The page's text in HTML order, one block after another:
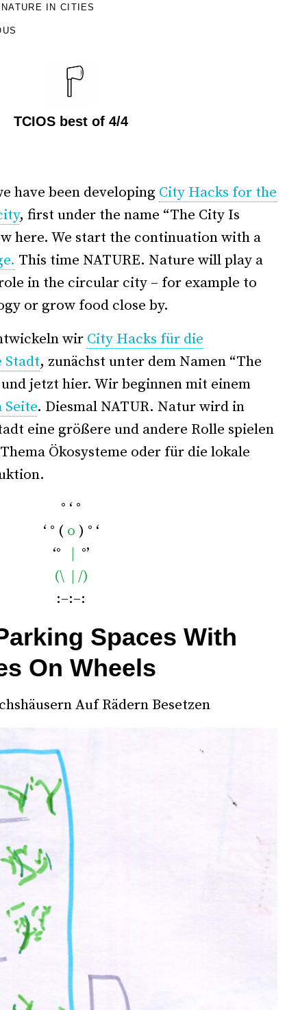
IN CITIES
TCIOS best of 4/4
have been developing City Hacks for the
, first under the name “The City Is
here. We start the continuation with a
This time NATURE. Nature will play a
in the circular city – for example to
or grow food close by.
wir City Hacks für die
Stadt, zunächst unter dem Namen “The
und jetzt hier. Wir beginnen mit einem
Seite. Diesmal NATUR. Natur wird in
eine größere und andere Rolle spielen
Ökosysteme oder für die lokale
° ‘ °
‘ ° ( o ) ° ‘
‘°
°’
(\ | /)
:–:–:
Spaces With
On Wheels
Auf Rädern Besetzen